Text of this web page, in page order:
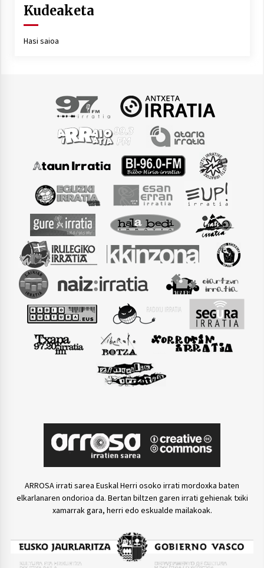
Kudeaketa
Hasi saioa
ARROSA irrati sarea Euskal Herri osoko irrati mordoxka baten
elkarlanaren ondorioa da. Bertan biltzen garen irrati gehienak txiki
xamarrak gara, herri edo eskualde mailakoak.